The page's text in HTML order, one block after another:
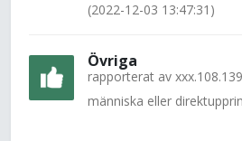
(2022-12-03 13:47:31)
Övriga
rapporterat av
människa eller